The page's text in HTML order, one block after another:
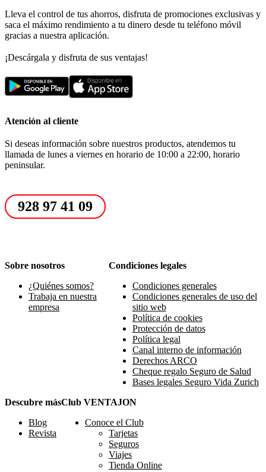
Lleva el control de tus ahorros, disfruta de promociones exclusivas y
saca el máximo rendimiento a tu dinero desde tu teléfono móvil
gracias a nuestra aplicación.
¡Descárgala y disfruta de sus ventajas!
Atención al cliente
Si deseas información sobre nuestros productos, atendemos tu
llamada de lunes a viernes en horario de 10:00 a 22:00, horario
peninsular.
928 97 41 09
Sobre nosotros
¿Quiénes somos?
Trabaja en nuestra
empresa
Condiciones legales
Condiciones generales
Condiciones generales de uso del
sitio web
Política de cookies
Protección de datos
Política legal
Canal interno de información
Derechos ARCO
Cheque regalo Seguro de Salud
Bases legales Seguro Vida Zurich
Descubre más
Blog
Revista
Club VENTAJON
Conoce el Club
Tarjetas
Seguros
Viajes
Tienda Online